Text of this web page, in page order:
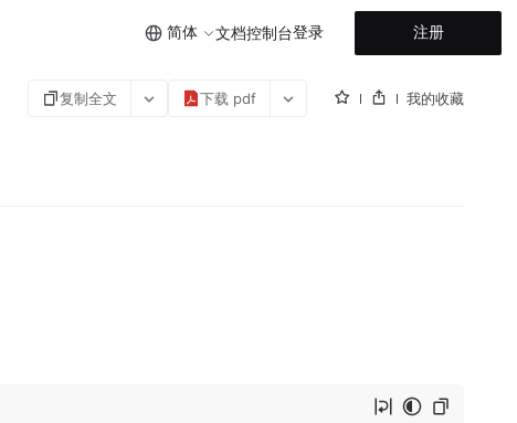
简体 文档控制台登录 注册
复制全文 下载 pdf 我的收藏